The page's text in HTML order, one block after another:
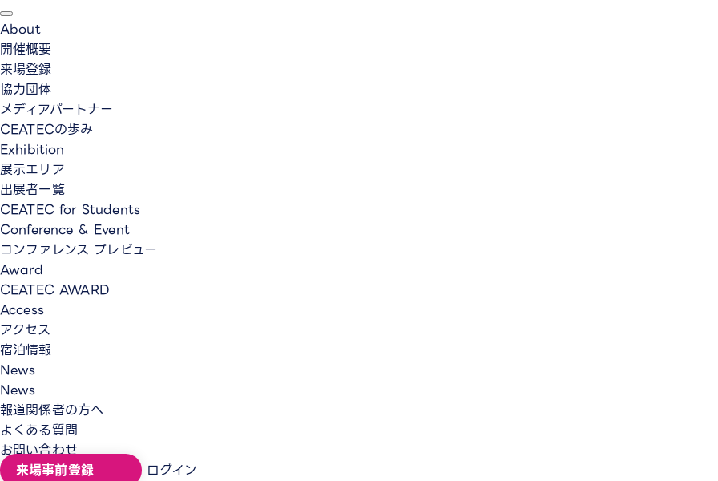
About
開催概要
来場登録
協力団体
メディアパートナー
CEATECの歩み
Exhibition
展示エリア
出展者一覧
CEATEC for Students
Conference & Event
コンファレンス プレビュー
Award
CEATEC AWARD
Access
アクセス
宿泊情報
News
News
報道関係者の方へ
よくある質問
お問い合わせ
来場事前登録
ログイン